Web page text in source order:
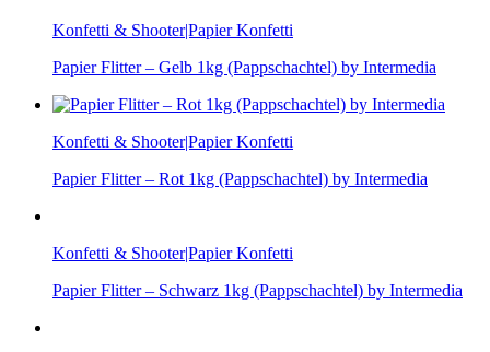
Konfetti & Shooter|Papier Konfetti
Papier Flitter – Gelb 1kg (Pappschachtel) by Intermedia
Konfetti & Shooter|Papier Konfetti
Papier Flitter – Rot 1kg (Pappschachtel) by Intermedia
Konfetti & Shooter|Papier Konfetti
Papier Flitter – Schwarz 1kg (Pappschachtel) by Intermedia